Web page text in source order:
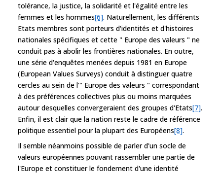
tolérance, la justice, la solidarité et l'égalité entre les
femmes et les hommes[6]. Naturellement, les différents
Etats membres sont porteurs d'identités et d'histoires
nationales spécifiques et cette " Europe des valeurs " ne
conduit pas à abolir les frontières nationales. En outre,
une série d'enquêtes menées depuis 1981 en Europe
(European Values Surveys) conduit à distinguer quatre
cercles au sein de l'" Europe des valeurs " correspondant
à des préférences collectives plus ou moins marquées
autour desquelles convergeraient des groupes d'Etats[7].
Enfin, il est clair que la nation reste le cadre de référence
politique essentiel pour la plupart des Européens[8].
Il semble néanmoins possible de parler d'un socle de
valeurs européennes pouvant rassembler une partie de
l'Europe et constituer le fondement d'une identité